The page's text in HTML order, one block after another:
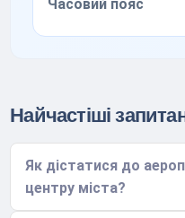
Часовий пояс
Найчастіші
Як дістатися до
центру міста?